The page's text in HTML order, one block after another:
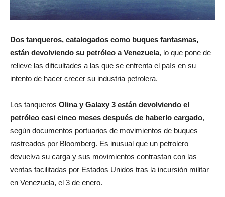
Dos tanqueros, catalogados como buques fantasmas,
están devolviendo su petróleo a Venezuela, lo que pone de
relieve las dificultades a las que se enfrenta el país en su
intento de hacer crecer su industria petrolera.
Los tanqueros Olina y Galaxy 3 están devolviendo el
petróleo casi cinco meses después de haberlo cargado,
según documentos portuarios de movimientos de buques
rastreados por Bloomberg. Es inusual que un petrolero
devuelva su carga y sus movimientos contrastan con las
ventas facilitadas por Estados Unidos tras la incursión militar
en Venezuela, el 3 de enero.